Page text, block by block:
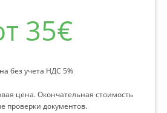
35€
без учета НДС 5%
цена. Окончательная стоимость
проверки документов.